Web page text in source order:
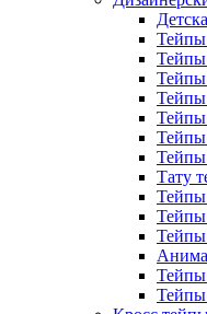
Тейпы
Тату
Тейпы
Тейпы
Тейпы
Тейпы